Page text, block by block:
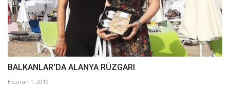
BALKANLAR'DA ALANYA RÜZGARI
Haziran 1, 2019